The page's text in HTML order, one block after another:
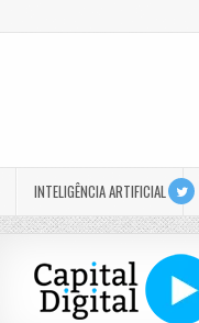
INTELIGÊNCIA ARTIFICIAL